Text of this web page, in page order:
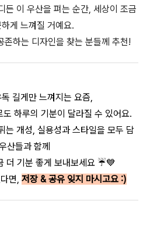
든 이 우산을 펴는 순간, 세상이 조금
게 느껴질 거예요.
존하는 디자인을 찾는 분들께 추천!
길게만 느껴지는 요즘,
하루의 기분이 달라질 수 있어요.
는 개성, 실용성과 스타일을 모두 담
산들과 함께
더 기분 좋게 보내보세요 ☔💙
면, 저장 & 공유 잊지 마시고요 :)